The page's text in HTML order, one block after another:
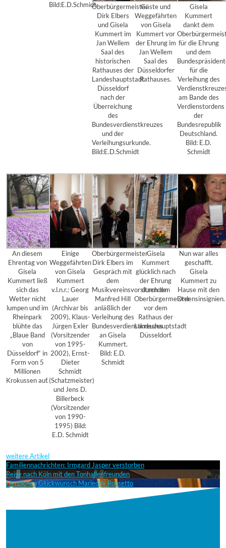
Bild:E.D.SchmidtOberbürgermeister
Dirk Elbers
und Gisela
Kummert im
Jan Wellem
Saal des
historischen
Rathauses der
Landeshauptstadt
Düsseldorf
nach der
Überreichung
des
Bundesverdienstkreuzes
und der
Verleihungsurkunde.
Bild:E.D.Schmidt
Gäste und
Weggefährten
von Gisela
Kummert vor
der Ehrung im
Jan Wellem
Saal des
Düsseldorfer
Rathauses.
Gisela
Kummert
dankt dem
für die Ehrung
und dem
für die
Verleihung des
am Bande des
Verdienstordens
der
Bundesrepublik
Deutschland.
Bild: E.D.
Schmidt
An diesem
Ehrentag von
Gisela
Kummert ließ
sich das
Wetter nicht
lumpen und im
Rheinpark
blühte das
„Blaue Band
von
Düsseldorf“ in
Form von 5
Millionen
Krokussen auf.
Einige
Weggefährten
von Gisela
Kummert
v.l.n.r.: Georg
Lauer
(Archivar bis
2009), Klaus-
Jürgen Exler
(Vorsitzender
von 1995-
2002), Ernst-
Dieter
Schmidt
(Schatzmeister)
und Jens D.
Billerbeck
(Vorsitzender
von 1990-
1995) Bild:
E.D. Schmidt
Oberbürgermeister
Dirk Elbers im
Gespräch mit
dem
Musikvereinsvorsitzenden
Manfred Hill
anläßlich der
Verleihung des
Bundesverdienstkreuzes
an Gisela
Kummert.
Bild: E.D.
Schmidt
Gisela
Kummert
glücklich nach
der Ehrung
durch den
Oberbürgermeister
vor dem
Rathaus der
Landeshauptstadt
Düsseldorf.
Nun war alles
geschafft.
Gisela
Kummert zu
Hause mit den
Ordensinsignien.
weitere Artikel
Familiennachrichten: Irmgard Jasper verstorben
Reise nach Köln mit den Tonhallenfreunden
Herzlichen Glückwunsch Marieddy Rossetto